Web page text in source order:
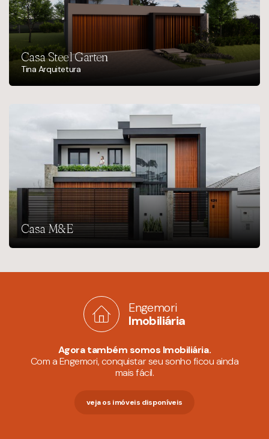
Casa Steel Garten
Tina Arquitetura
Casa M&E
Engemori
Imobiliária
Agora também somos Imobiliária.
Com a Engemori, conquistar seu sonho ficou ainda
mais fácil.
veja os imóveis disponíveis